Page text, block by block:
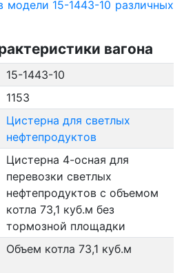
модели 15-1443-10 различных
вагона
15-1443-10
1153
Цистерна для светлых
нефтепродуктов
Цистерна 4-осная для
перевозки светлых
нефтепродуктов с объемом
котла 73,1 куб.м без
тормозной площадки
Объем котла 73,1 куб.м